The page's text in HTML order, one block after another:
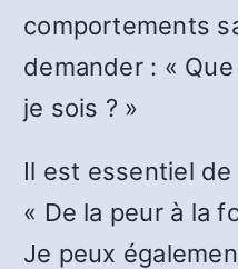
comportements
demander : «
je sois ? »
Il est essentiel
« De la peur à la
Je peux